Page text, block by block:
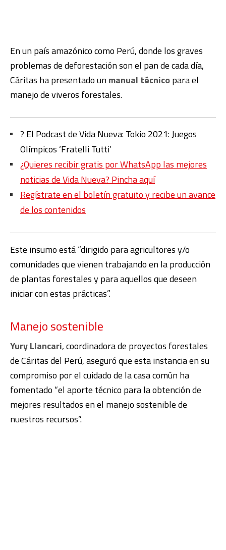
En un país amazónico como Perú, donde los graves
problemas de deforestación son el pan de cada día,
Cáritas ha presentado unmanual técnicopara el
manejo de viveros forestales.
?️ El Podcast de Vida Nueva: Tokio 2021: Juegos
Olímpicos ‘Fratelli Tutti’
¿Quieres recibir gratis por WhatsApp las mejores
noticias de Vida Nueva? Pincha aquí
Regístrate en el boletín gratuito y recibe un avance
de los contenidos
Este insumo está “dirigido para agricultores y/o
comunidades que vienen trabajando en la producción
de plantas forestales y para aquellos que deseen
iniciar con estas prácticas”.
Manejo sostenible
Yury Llancari, coordinadora de proyectos forestales
de Cáritas del Perú, aseguró que esta instancia en su
compromiso por el cuidado de la casa común ha
fomentado “el aporte técnico para la obtención de
mejores resultados en el manejo sostenible de
nuestros recursos”.